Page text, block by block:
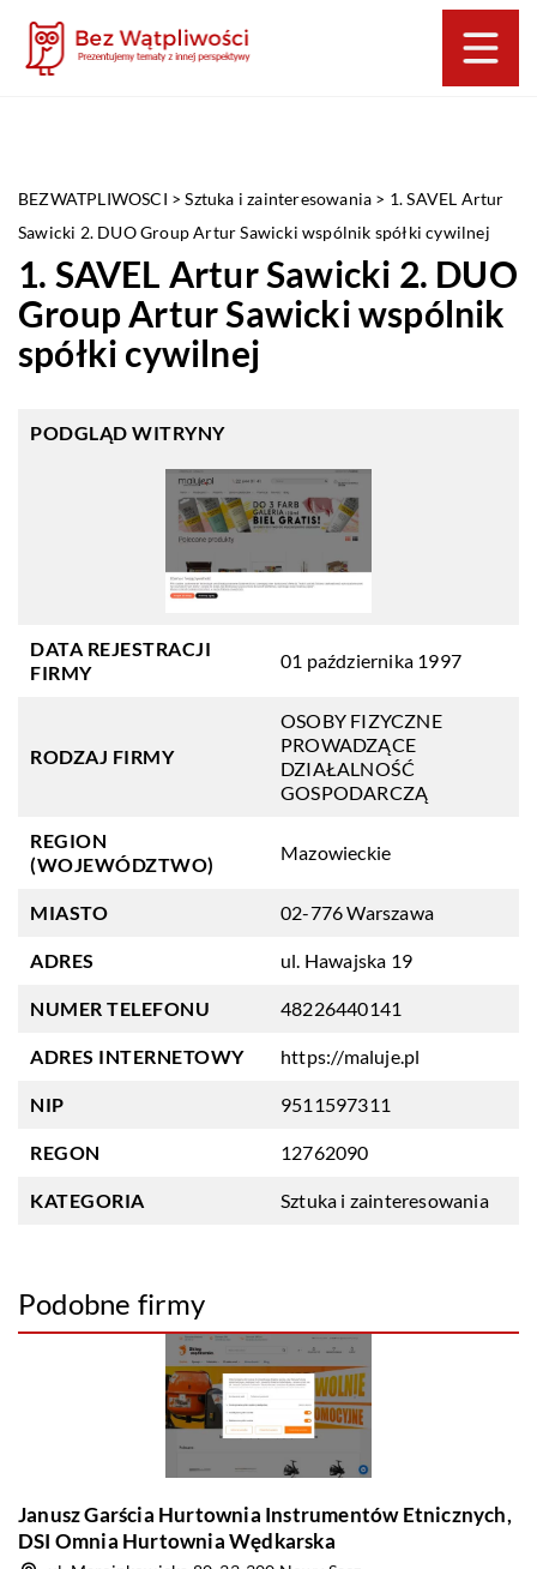
BEZWATPLIWOSCI >Sztuka i zainteresowania > 1. SAVEL Artur
Sawicki 2. DUO Group Artur Sawicki wspólnik spółki cywilnej
1. SAVEL Artur Sawicki 2. DUO
Group Artur Sawicki wspólnik
spółki cywilnej
PODGLĄD WITRYNY
DATA REJESTRACJI
FIRMY
01 października 1997
RODZAJ FIRMY
OSOBY FIZYCZNE
PROWADZĄCE
DZIAŁALNOŚĆ
GOSPODARCZĄ
REGION
(WOJEWÓDZTWO)
Mazowieckie
MIASTO 02-776 Warszawa
ADRES ul. Hawajska 19
NUMER TELEFONU 48226440141
ADRES INTERNETOWY https://maluje.pl
NIP 9511597311
REGON 12762090
KATEGORIA Sztuka i zainteresowania
Podobne firmy
Janusz Garścia Hurtownia Instrumentów Etnicznych,
DSI Omnia Hurtownia Wędkarska